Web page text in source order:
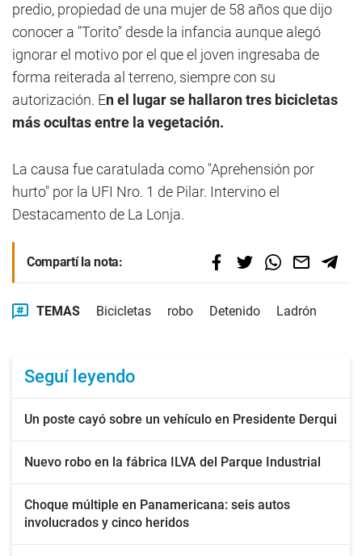
predio, propiedad de una mujer de 58 años que dijo
conocer a "Torito" desde la infancia aunque alegó
ignorar el motivo por el que el joven ingresaba de
forma reiterada al terreno, siempre con su
autorización. En el lugar se hallaron tres bicicletas
más ocultas entre la vegetación.
La causa fue caratulada como "Aprehensión por
hurto" por la UFI Nro. 1 de Pilar. Intervino el
Destacamento de La Lonja.
Compartí la nota:
TEMAS Bicicletas robo Detenido Ladrón
Seguí leyendo
Un poste cayó sobre un vehículo en Presidente Derqui
Nuevo robo en la fábrica ILVA del Parque Industrial
Choque múltiple en Panamericana: seis autos
involucrados y cinco heridos